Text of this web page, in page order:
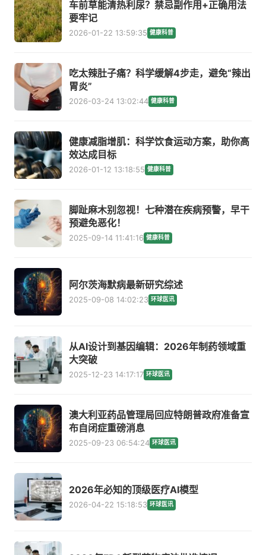
车前草能清热利尿？禁忌副作用+正确用法
要牢记
2026-01-22 13:59:35 健康科普
吃太辣肚子痛？科学缓解4步走，避免“辣出
胃炎”
2026-03-24 13:02:44 健康科普
健康减脂增肌：科学饮食运动方案，助你高
效达成目标
2026-01-12 13:18:55 健康科普
脚趾麻木别忽视！七种潜在疾病预警，早干
预避免恶化！
2025-09-14 11:41:16 健康科普
阿尔茨海默病最新研究综述
2025-09-08 14:02:23 环球医讯
从AI设计到基因编辑：2026年制药领域重
大突破
2025-12-23 14:17:17 环球医讯
澳大利亚药品管理局回应特朗普政府准备宣
布自闭症重磅消息
2025-09-23 06:54:24 环球医讯
2026年必知的顶级医疗AI模型
2026-04-22 15:18:53 环球医讯